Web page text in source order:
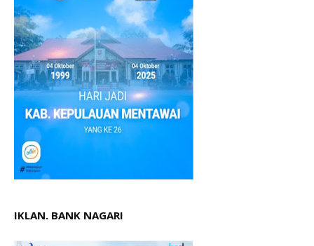
IKLAN. BANK NAGARI